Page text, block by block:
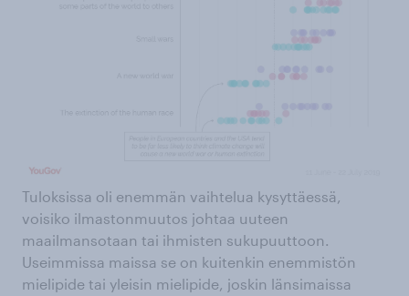
Tuloksissa oli enemmän vaihtelua kysyttäessä,
voisiko ilmastonmuutos johtaa uuteen
maailmansotaan tai ihmisten sukupuuttoon.
Useimmissa maissa se on kuitenkin enemmistön
mielipide tai yleisin mielipide, joskin länsimaissa